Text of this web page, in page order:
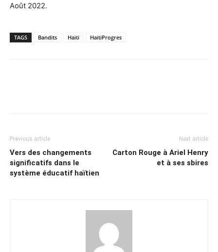
Août 2022.
TAGS Bandits Haiti HaitiProgres
Previous article
Vers des changements
significatifs dans le
système éducatif haïtien
Next article
Carton Rouge à Ariel Henry
et à ses sbires